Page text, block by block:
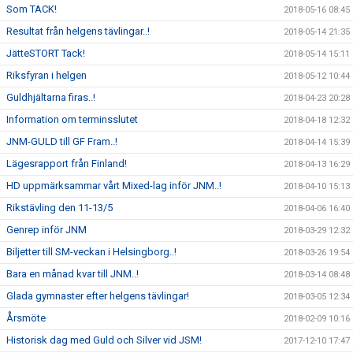
Som TACK! 2018-05-16 08:45
Resultat från helgens tävlingar..! 2018-05-14 21:35
JätteSTORT Tack! 2018-05-14 15:11
Riksfyran i helgen 2018-05-12 10:44
Guldhjältarna firas..! 2018-04-23 20:28
Information om terminsslutet 2018-04-18 12:32
JNM-GULD till GF Fram..! 2018-04-14 15:39
Lägesrapport från Finland! 2018-04-13 16:29
HD uppmärksammar vårt Mixed-lag inför JNM..! 2018-04-10 15:13
Rikstävling den 11-13/5 2018-04-06 16:40
Genrep inför JNM 2018-03-29 12:32
Biljetter till SM-veckan i Helsingborg..! 2018-03-26 19:54
Bara en månad kvar till JNM..! 2018-03-14 08:48
Glada gymnaster efter helgens tävlingar! 2018-03-05 12:34
Årsmöte 2018-02-09 10:16
Historisk dag med Guld och Silver vid JSM! 2017-12-10 17:47